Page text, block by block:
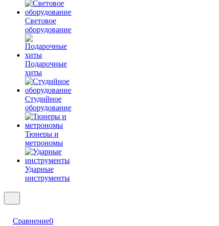
Световое
оборудование
Подарочные
хиты
Студийное
оборудование
Тюнеры и
метрономы
Ударные
инструменты
Сравнение0